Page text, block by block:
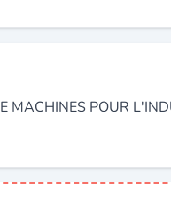
MACHINES POUR